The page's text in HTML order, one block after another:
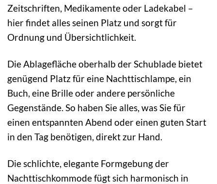
Zeitschriften, Medikamente oder Ladekabel –
hier findet alles seinen Platz und sorgt für
Ordnung und Übersichtlichkeit.
Die Ablagefläche oberhalb der Schublade bietet
genügend Platz für eine Nachttischlampe, ein
Buch, eine Brille oder andere persönliche
Gegenstände. So haben Sie alles, was Sie für
einen entspannten Abend oder einen guten Start
in den Tag benötigen, direkt zur Hand.
Die schlichte, elegante Formgebung der
Nachttischkommode fügt sich harmonisch in